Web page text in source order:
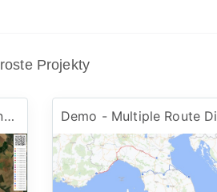
Projekty
Demo - Polygons, Lines and Circles